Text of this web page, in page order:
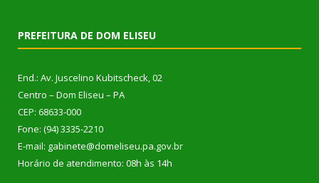
PREFEITURA DE DOM ELISEU
End.: Av. Juscelino Kubitscheck, 02
Centro – Dom Eliseu – PA
CEP: 68633-000
Fone: (94) 3335-2210
E-mail: gabinete@domeliseu.pa.gov.br
Horário de atendimento: 08h às 14h